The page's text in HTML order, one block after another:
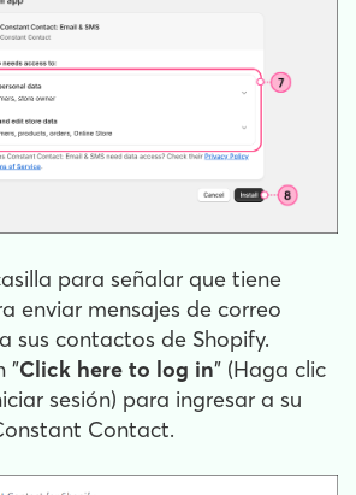
para señalar que tiene
enviar mensajes de correo
sus contactos de Shopify.
"Click here to log in" (Haga clic
sesión) para ingresar a su
Contact.